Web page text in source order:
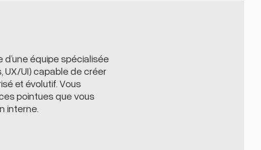
équipe spécialisée
UX/UI) capable de créer
et évolutif. Vous
pointues que vous
interne.